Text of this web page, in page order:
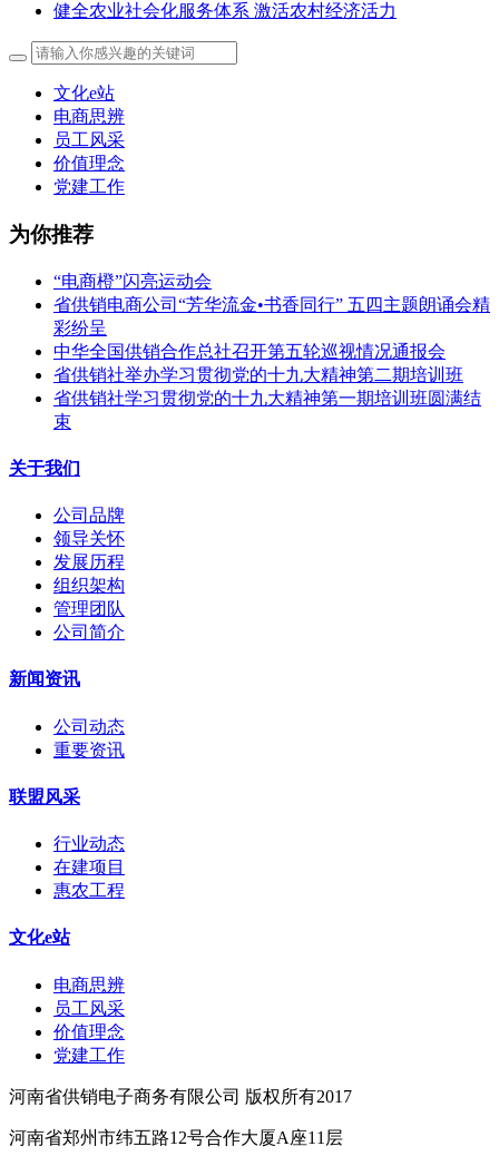
健全农业社会化服务体系 激活农村经济活力
文化e站
电商思辨
员工风采
价值理念
党建工作
为你推荐
“电商橙”闪亮运动会
省供销电商公司“芳华流金•书香同行” 五四主题朗诵会精
彩纷呈
中华全国供销合作总社召开第五轮巡视情况通报会
省供销社举办学习贯彻党的十九大精神第二期培训班
省供销社学习贯彻党的十九大精神第一期培训班圆满结
束
关于我们
公司品牌
领导关怀
发展历程
组织架构
管理团队
公司简介
新闻资讯
公司动态
重要资讯
联盟风采
行业动态
在建项目
惠农工程
文化e站
电商思辨
员工风采
价值理念
党建工作
河南省供销电子商务有限公司 版权所有2017
河南省郑州市纬五路12号合作大厦A座11层